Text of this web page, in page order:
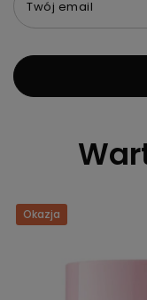
Twój email
Okazja